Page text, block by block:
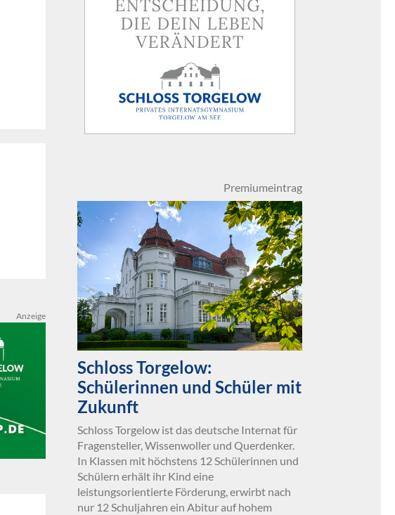
Anzeige
Premiumeintrag
Schloss Torgelow:
Schülerinnen und Schüler mit
Zukunft
Schloss Torgelow ist das deutsche Internat für
Fragensteller, Wissenwoller und Querdenker.
In Klassen mit höchstens 12 Schülerinnen und
Schülern erhält ihr Kind eine
leistungsorientierte Förderung, erwirbt nach
nur 12 Schuljahren ein Abitur auf hohem